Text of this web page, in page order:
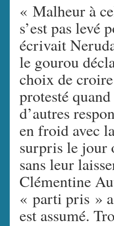
« Malheur à
s’est pas levé
écrivait
le gourou
choix de
protesté
d’autres
en froid avec
surpris le jour
sans leur
Clémentine
« parti pris »
est assumé.